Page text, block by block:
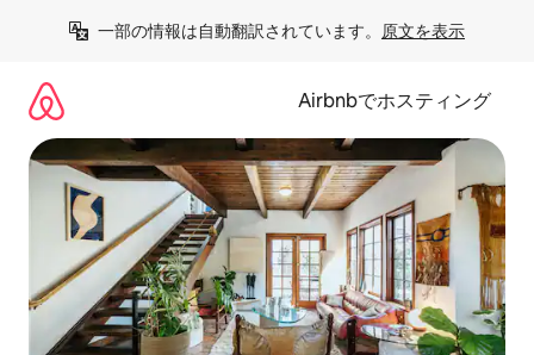
一部の情報は自動翻訳されています。 原文を表示
Airbnbでホスティング